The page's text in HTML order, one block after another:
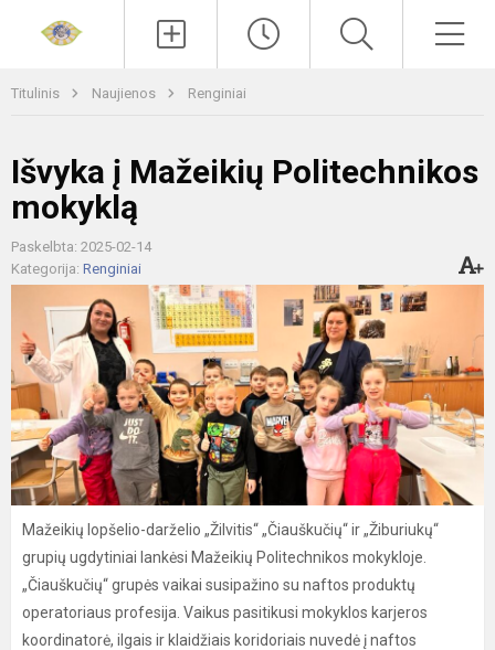
Titulinis Naujienos Renginiai
Išvyka į Mažeikių Politechnikos
mokyklą
Paskelbta: 2025-02-14
Kategorija: Renginiai
Mažeikių lopšelio-darželio „Žilvitis“ „Čiauškučių“ ir „Žiburiukų“
grupių ugdytiniai lankėsi Mažeikių Politechnikos mokykloje.
„Čiauškučių“ grupės vaikai susipažino su naftos produktų
operatoriaus profesija. Vaikus pasitikusi mokyklos karjeros
koordinatorė, ilgais ir klaidžiais koridoriais nuvedė į naftos